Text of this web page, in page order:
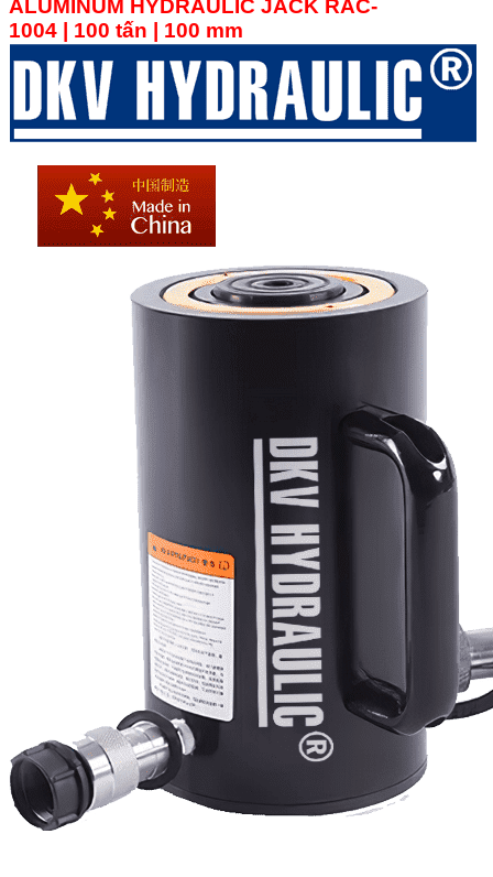
ALUMINUM HYDRAULIC JACK RAC-
1004
100 tấn | 100 mm